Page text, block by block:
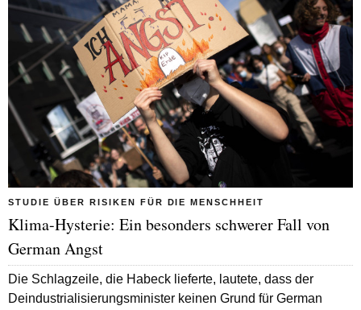
STUDIE ÜBER RISIKEN FÜR DIE MENSCHHEIT
Klima-Hysterie: Ein besonders schwerer Fall von
German Angst
Die Schlagzeile, die Habeck lieferte, lautete, dass der
Deindustrialisierungsminister keinen Grund für German